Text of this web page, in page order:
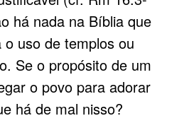
há nada na Bíblia que
uso de templos ou
Se o propósito de um
o povo para adorar
há de mal nisso?